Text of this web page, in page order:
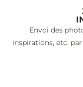
Envoi des
inspirations, etc.